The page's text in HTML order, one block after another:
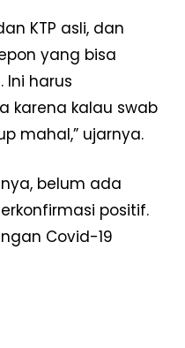
KTP asli, dan
yang bisa
Ini harus
karena kalau swab
mahal,” ujarnya.
belum ada
positif.
Covid-19